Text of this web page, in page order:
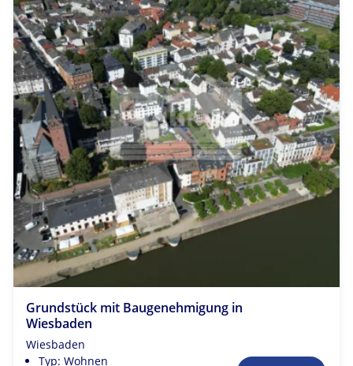
Grundstück mit Baugenehmigung in
Wiesbaden
Wiesbaden
Typ: Wohnen